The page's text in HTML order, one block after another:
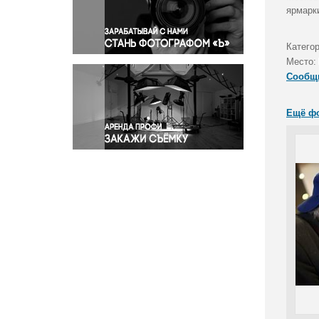
Правосудие
Происшествия и конфликты
Религия
Светская жизнь
Спорт
Экология
Экономика и бизнес
Место:
Ещё